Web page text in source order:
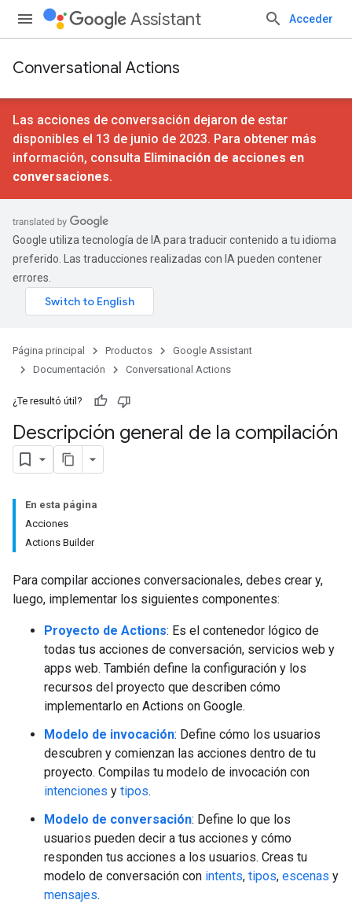
Assistant Acceder
Conversational Actions
Las acciones de conversación dejaron de estar
disponibles el 13 de junio de 2023. Para obtener más
información, consulta Eliminación de acciones en
conversaciones.
Google utiliza tecnología de IA para traducir contenido a tu idioma
preferido. Las traducciones realizadas con IA pueden contener
errores.
Página principal Productos
Google Assistant
Documentación
Conversational Actions
¿Te resultó útil?
Descripción general de la compilación
En esta página
Acciones
Actions Builder
Para compilar acciones conversacionales, debes crear y,
luego, implementar los siguientes componentes:
Proyecto de Actions: Es el contenedor lógico de
todas tus acciones de conversación, servicios web y
apps web. También define la configuración y los
recursos del proyecto que describen cómo
implementarlo en Actions on Google.
Modelo de invocación: Define cómo los usuarios
descubren y comienzan las acciones dentro de tu
proyecto. Compilas tu modelo de invocación con
intenciones y tipos.
Modelo de conversación: Define lo que los
usuarios pueden decir a tus acciones y cómo
responden tus acciones a los usuarios. Creas tu
modelo de conversación con intents, tipos, escenas y
mensajes.